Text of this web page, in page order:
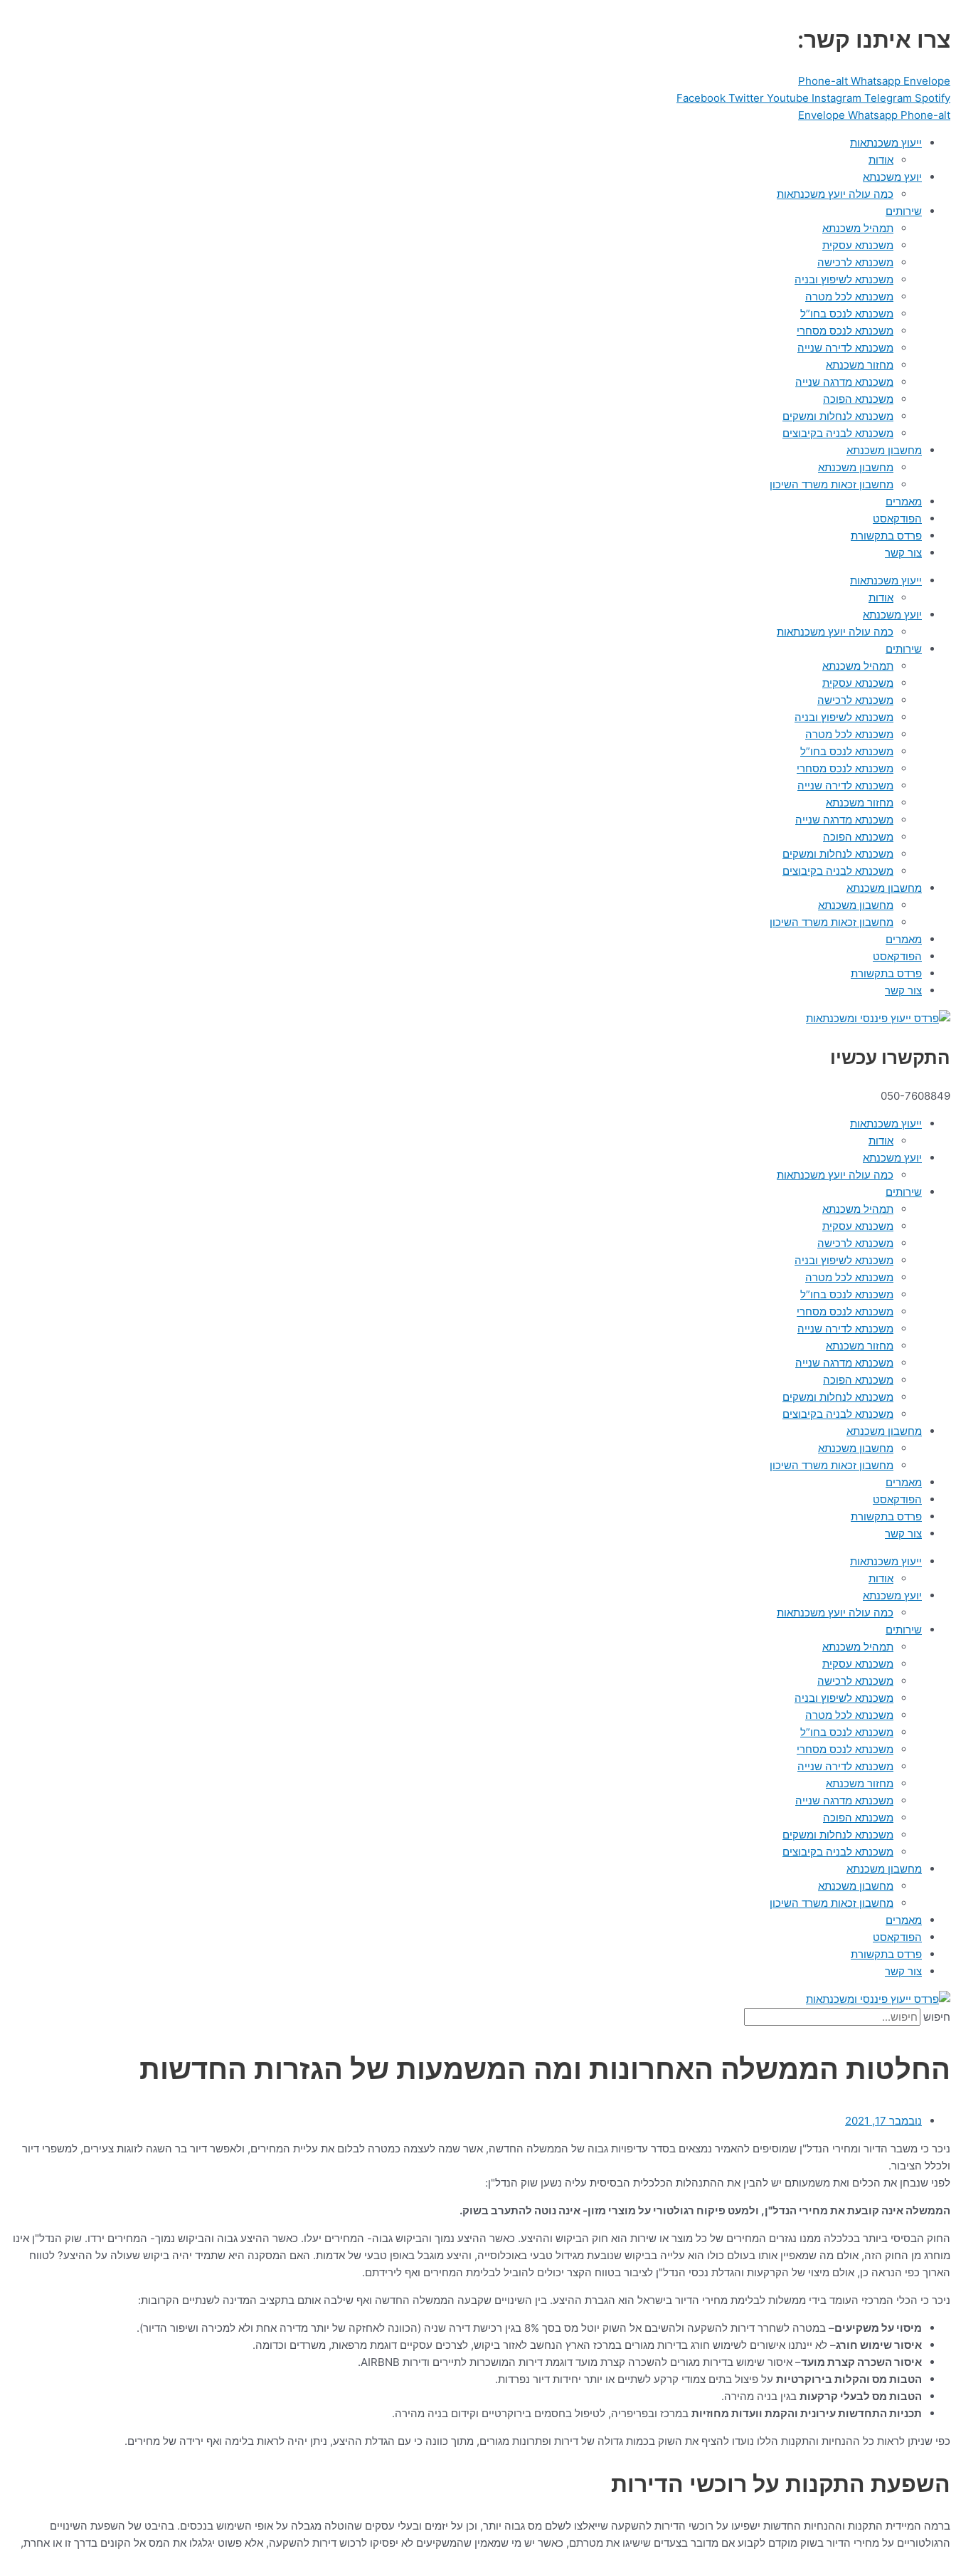
צרו איתנו קשר:
Phone-alt Whatsapp Envelope
Facebook Twitter Youtube Instagram Telegram Spotify
Envelope Whatsapp Phone-alt
ייעוץ משכנתאות
אודות
יועץ משכנתא
כמה עולה יועץ משכנתאות
שירותים
תמהיל משכנתא
משכנתא עסקית
משכנתא לרכישה
משכנתא לשיפוץ ובניה
משכנתא לכל מטרה
משכנתא לנכס בחו”ל
משכנתא לנכס מסחרי
משכנתא לדירה שנייה
מחזור משכנתא
משכנתא מדרגה שנייה
משכנתא הפוכה
משכנתא לנחלות ומשקים
משכנתא לבניה בקיבוצים
מחשבון משכנתא
מחשבון משכנתא
מחשבון זכאות משרד השיכון
מאמרים
הפודקאסט
פרדס בתקשורת
צור קשר
ייעוץ משכנתאות
אודות
יועץ משכנתא
כמה עולה יועץ משכנתאות
שירותים
תמהיל משכנתא
משכנתא עסקית
משכנתא לרכישה
משכנתא לשיפוץ ובניה
משכנתא לכל מטרה
משכנתא לנכס בחו”ל
משכנתא לנכס מסחרי
משכנתא לדירה שנייה
מחזור משכנתא
משכנתא מדרגה שנייה
משכנתא הפוכה
משכנתא לנחלות ומשקים
משכנתא לבניה בקיבוצים
מחשבון משכנתא
מחשבון משכנתא
מחשבון זכאות משרד השיכון
מאמרים
הפודקאסט
פרדס בתקשורת
צור קשר
התקשרו עכשיו
050-7608849
ייעוץ משכנתאות
אודות
יועץ משכנתא
כמה עולה יועץ משכנתאות
שירותים
תמהיל משכנתא
משכנתא עסקית
משכנתא לרכישה
משכנתא לשיפוץ ובניה
משכנתא לכל מטרה
משכנתא לנכס בחו”ל
משכנתא לנכס מסחרי
משכנתא לדירה שנייה
מחזור משכנתא
משכנתא מדרגה שנייה
משכנתא הפוכה
משכנתא לנחלות ומשקים
משכנתא לבניה בקיבוצים
מחשבון משכנתא
מחשבון משכנתא
מחשבון זכאות משרד השיכון
מאמרים
הפודקאסט
פרדס בתקשורת
צור קשר
ייעוץ משכנתאות
אודות
יועץ משכנתא
כמה עולה יועץ משכנתאות
שירותים
תמהיל משכנתא
משכנתא עסקית
משכנתא לרכישה
משכנתא לשיפוץ ובניה
משכנתא לכל מטרה
משכנתא לנכס בחו”ל
משכנתא לנכס מסחרי
משכנתא לדירה שנייה
מחזור משכנתא
משכנתא מדרגה שנייה
משכנתא הפוכה
משכנתא לנחלות ומשקים
משכנתא לבניה בקיבוצים
מחשבון משכנתא
מחשבון משכנתא
מחשבון זכאות משרד השיכון
מאמרים
הפודקאסט
פרדס בתקשורת
צור קשר
חיפוש
החלטות הממשלה האחרונות ומה המשמעות של הגזרות החדשות
נובמבר 17, 2021
ניכר כי משבר הדיור ומחירי הנדל"ן שמוסיפים להאמיר נמצאים בסדר עדיפויות גבוה של הממשלה החדשה, אשר שמה לעצמה כמטרה לבלום את עליית המחירים, ולאפשר דיור בר השגה לזוגות צעירים, למשפרי דיור
ולכלל הציבור.
לפני שנבחן את הכלים ואת משמעותם יש להבין את ההתנהלות הכלכלית הבסיסית עליה נשען שוק הנדל"ן:
הממשלה אינה קובעת את מחירי הנדל"ן, ולמעט פיקוח רגולטורי על מוצרי מזון- אינה נוטה להתערב בשוק.
החוק הבסיסי ביותר בכלכלה ממנו נגזרים המחירים של כל מוצר או שירות הוא חוק הביקוש וההיצע. כאשר ההיצע נמוך והביקוש גבוה- המחירים יעלו. כאשר ההיצע גבוה והביקוש נמוך- המחירים ירדו. שוק הנדל"ן אינו
מוחרג מן החוק הזה, אולם מה שמאפיין אותו בעולם כולו הוא עלייה בביקוש שנובעת מגידול טבעי באוכלוסייה, והיצע מוגבל באופן טבעי של אדמות. האם המסקנה היא שתמיד יהיה ביקוש שעולה על ההיצע? לטווח
הארוך כפי הנראה כן, אולם מיצוי של הקרקעות והגדלת נכסי הנדל"ן לציבור בטווח הקצר יכולים להוביל לבלימת המחירים ואף לירידתם.
ניכר כי הכלי המרכזי העומד בידי ממשלות לבלימת מחירי הדיור בישראל הוא הגברת ההיצע. בין השינויים שקבעה הממשלה החדשה ואף שילבה אותם בתקציב המדינה לשנתיים הקרובות:
מיסוי על משקיעים– במטרה לשחרר דירות להשקעה ולהשיבם אל השוק יוטל מס בסך 8% בגין רכישת דירה שניה (הכוונה לאחזקה של יותר מדירה אחת ולא למכירה ושיפור הדיור).
איסור שימוש חורג– לא יינתנו אישורים לשימוש חורג בדירות מגורים במרכז הארץ הנחשב לאזור ביקוש, לצרכים עסקיים דוגמת מרפאות, משרדים וכדומה.
איסור השכרה קצרת מועד– איסור שימוש בדירות מגורים להשכרה קצרת מועד דוגמת דירות המושכרות לתיירים ודירות AIRBNB.
הטבות מס והקלות בירוקרטיות על פיצול בתים צמודי קרקע לשתיים או יותר יחידות דיור נפרדות.
הטבות מס לבעלי קרקעות בגין בניה מהירה.
תכניות התחדשות עירונית והקמת וועדות מחוזיות במרכז ובפריפריה, לטיפול בחסמים בירוקרטיים וקידום בניה מהירה.
כפי שניתן לראות כל ההנחיות והתקנות הללו נועדו להציף את השוק בכמות גדולה של דירות ופתרונות מגורים, מתוך כוונה כי עם הגדלת ההיצע, ניתן יהיה לראות בלימה ואף ירידה של מחירים.
השפעת התקנות על רוכשי הדירות
ברמה המיידית התקנות וההנחיות החדשות ישפיעו על רוכשי הדירות להשקעה שייאלצו לשלם מס גבוה יותר, וכן על יזמים ובעלי עסקים שהוטלה מגבלה על אופי השימוש בנכסים. בהיבט של השפעת השינויים
הרגולטוריים על מחירי הדיור בשוק מוקדם לקבוע אם מדובר בצעדים שישיגו את מטרתם, כאשר יש מי שמאמין שהמשקיעים לא יפסיקו לרכוש דירות להשקעה, אלא פשוט יגלגלו את המס אל הקונים בדרך זו או אחרת,